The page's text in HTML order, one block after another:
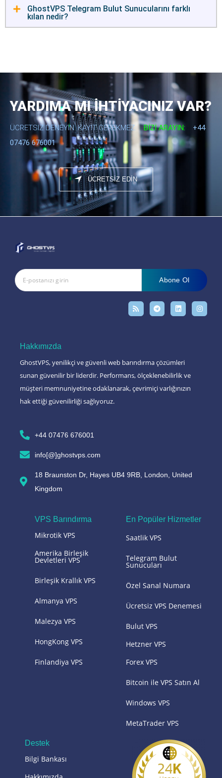
GhostVPS Telegram Bulut Sunucularını farklı
kılan nedir?
YARDIMA MI İHTİYACINIZ VAR?
ÜCRETSIZ DENEYIN. KAYIT GEREKMEZ. BIZI ARAYIN:
+44
07476 676001
ÜCRETSİZ EDİN
Abone Ol
Hakkımızda
GhostVPS, yenilikçi ve güvenli web barındırma çözümleri
sunan güvenilir bir liderdir. Performans, ölçeklenebilirlik ve
müşteri memnuniyetine odaklanarak, çevrimiçi varlığınızın
hak ettiği güvenilirliği sağlıyoruz.
+44 07476 676001
info[@]ghostvps.com
18 Braunston Dr, Hayes UB4 9RB, London, United
Kingdom
VPS Barındırma
Mikrotik VPS
Amerika Birleşik
Devletleri VPS
Birleşik Krallık VPS
Almanya VPS
Malezya VPS
HongKong VPS
Finlandiya VPS
En Popüler Hizmetler
Saatlik VPS
Telegram Bulut
Sunucuları
Özel Sanal Numara
Ücretsiz VPS Denemesi
Bulut VPS
Hetzner VPS
Forex VPS
Bitcoin ile VPS Satın Al
Windows VPS
MetaTrader VPS
Destek
Bilgi Bankası